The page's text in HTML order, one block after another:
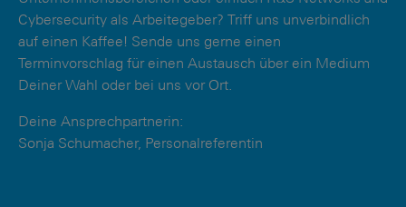
Cybersecurity als Arbeitegeber? Triff uns unverbindlich
auf einen Kaffee! Sende uns gerne einen
Terminvorschlag für einen Austausch über ein Medium
Deiner Wahl oder bei uns vor Ort.
Deine Ansprechpartnerin:
Sonja Schumacher, Personalreferentin